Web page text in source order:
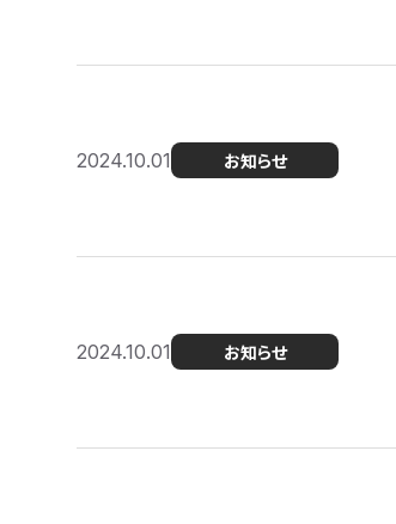
2024.10.01 お知らせ
2024.10.01 お知らせ